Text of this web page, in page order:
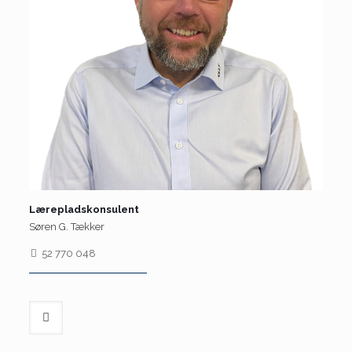
Lærepladskonsulent
Søren G. Tækker
52 770 048